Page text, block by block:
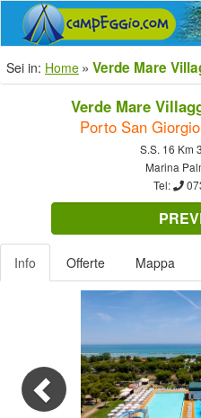
Sei in: Home Verde Mare
Verde Mare
Porto San
S.S. 16 Km
Marina
Tel:
Info Offerte Mappa
Previous